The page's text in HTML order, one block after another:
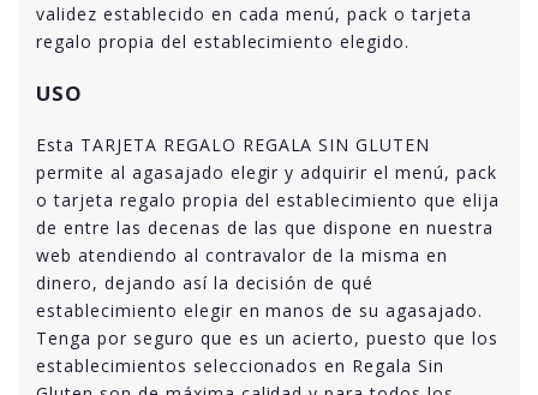
validez establecido en cada menú, pack o tarjeta
regalo propia del establecimiento elegido.
USO
Esta TARJETA REGALO REGALA SIN GLUTEN
permite al agasajado elegir y adquirir el menú, pack
o tarjeta regalo propia del establecimiento que elija
de entre las decenas de las que dispone en nuestra
web atendiendo al contravalor de la misma en
dinero, dejando así la decisión de qué
establecimiento elegir en manos de su agasajado.
Tenga por seguro que es un acierto, puesto que los
establecimientos seleccionados en Regala Sin